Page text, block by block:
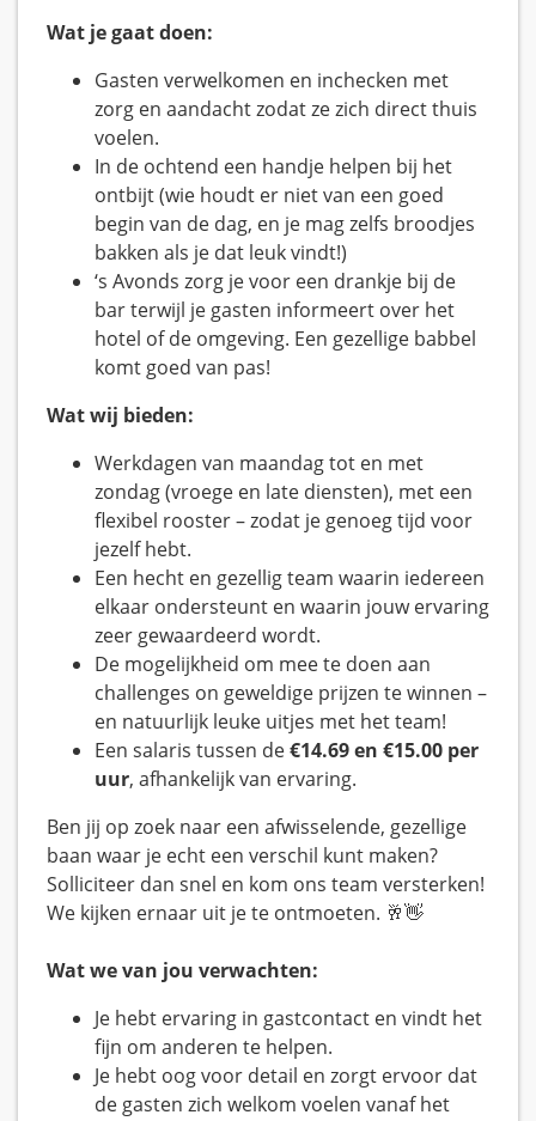
Wat je gaat doen:
Gasten verwelkomen en inchecken met
zorg en aandacht zodat ze zich direct thuis
voelen.
In de ochtend een handje helpen bij het
ontbijt (wie houdt er niet van een goed
begin van de dag, en je mag zelfs broodjes
bakken als je dat leuk vindt!)
‘s Avonds zorg je voor een drankje bij de
bar terwijl je gasten informeert over het
hotel of de omgeving. Een gezellige babbel
komt goed van pas!
Wat wij bieden:
Werkdagen van maandag tot en met
zondag (vroege en late diensten), met een
flexibel rooster – zodat je genoeg tijd voor
jezelf hebt.
Een hecht en gezellig team waarin iedereen
elkaar ondersteunt en waarin jouw ervaring
zeer gewaardeerd wordt.
De mogelijkheid om mee te doen aan
challenges on geweldige prijzen te winnen –
en natuurlijk leuke uitjes met het team!
Een salaris tussen de€14.69 en €15.00 per
uur, afhankelijk van ervaring.
Ben jij op zoek naar een afwisselende, gezellige
baan waar je echt een verschil kunt maken?
Solliciteer dan snel en kom ons team versterken!
We kijken ernaar uit je te ontmoeten. 🥂👋
Wat we van jou verwachten:
Je hebt ervaring in gastcontact en vindt het
fijn om anderen te helpen.
Je hebt oog voor detail en zorgt ervoor dat
de gasten zich welkom voelen vanaf het